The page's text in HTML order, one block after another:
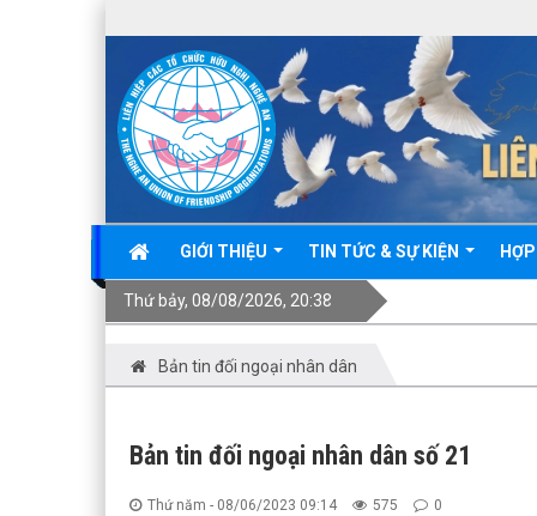
GIỚI THIỆU TIN TỨC & SỰ KIỆN
Thứ bảy, 08/08/2026, 20:38
Bản tin đối ngoại nhân dân
Bản tin đối ngoại nhân dân số 21
Thứ năm - 08/06/2023 09:14 575 0